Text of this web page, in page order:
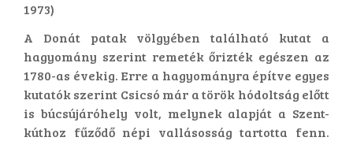
1973)
A Donát patak völgyében található kutat a
hagyomány szerint remeték őrizték egészen az
1780-as évekig. Erre a hagyományra építve egyes
kutatók szerint Csicsó már a török hódoltság előtt
is búcsújáróhely volt, melynek alapját a Szent-
kúthoz fűződő népi vallásosság tartotta fenn.